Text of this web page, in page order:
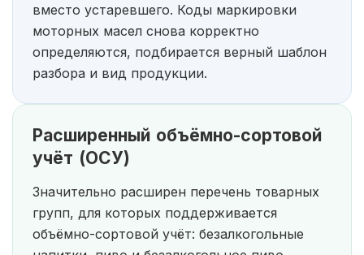
вместо устаревшего. Коды маркировки
моторных масел снова корректно
определяются, подбирается верный шаблон
разбора и вид продукции.
Расширенный объёмно-сортовой
учёт (ОСУ)
Значительно расширен перечень товарных
групп, для которых поддерживается
объёмно-сортовой учёт: безалкогольные